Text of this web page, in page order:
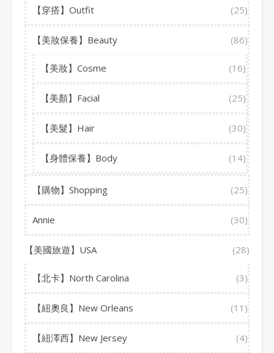
【穿搭】Outfit (25)
【美妝保養】Beauty (86)
【美妝】Cosme (16)
【美顏】Facial (25)
【美髮】Hair (30)
【身體保養】Body (14)
【購物】Shopping (25)
Annie (30)
【美國旅遊】USA (28)
【北卡】North Carolina (3)
【紐奧良】New Orleans (11)
【紐澤西】New Jersey (4)